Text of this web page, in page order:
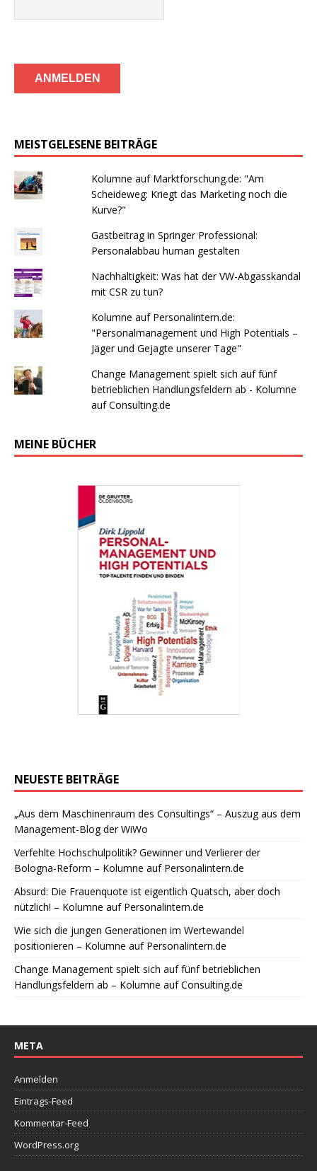
MEISTGELESENE BEITRÄGE
Kolumne auf Marktforschung.de: "Am
Scheideweg: Kriegt das Marketing noch die
Kurve?"
Gastbeitrag in Springer Professional:
Personalabbau human gestalten
Nachhaltigkeit: Was hat der VW-Abgasskandal
mit CSR zu tun?
Kolumne auf Personalintern.de:
"Personalmanagement und High Potentials –
Jäger und Gejagte unserer Tage"
Change Management spielt sich auf fünf
betrieblichen Handlungsfeldern ab - Kolumne
auf Consulting.de
MEINE BÜCHER
NEUESTE BEITRÄGE
„Aus dem Maschinenraum des Consultings“ – Auszug aus dem
Management-Blog der WiWo
Verfehlte Hochschulpolitik? Gewinner und Verlierer der
Bologna-Reform – Kolumne auf Personalintern.de
Absurd: Die Frauenquote ist eigentlich Quatsch, aber doch
nützlich! – Kolumne auf Personalintern.de
Wie sich die jungen Generationen im Wertewandel
positionieren – Kolumne auf Personalintern.de
Change Management spielt sich auf fünf betrieblichen
Handlungsfeldern ab – Kolumne auf Consulting.de
META
Anmelden
Eintrags-Feed
Kommentar-Feed
WordPress.org